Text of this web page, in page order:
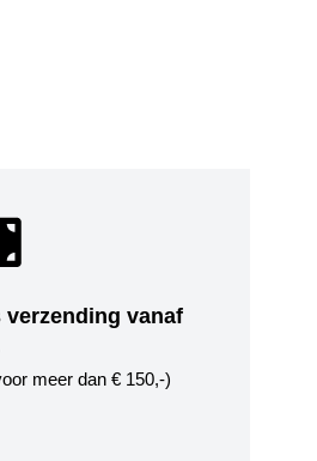
verzending vanaf
meer dan € 150,-)